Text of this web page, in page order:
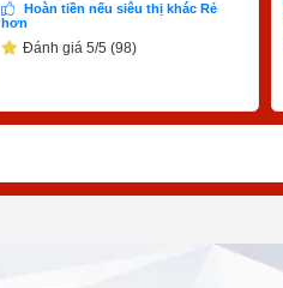
Hoàn tiền nếu siêu thị khác Rẻ
hơn
Đánh giá 5/5 (98)